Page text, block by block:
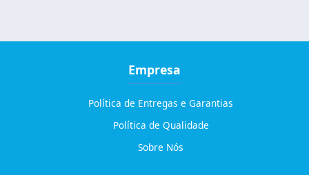
Empresa
Política de Entregas e Garantias
Política de Qualidade
Sobre Nós